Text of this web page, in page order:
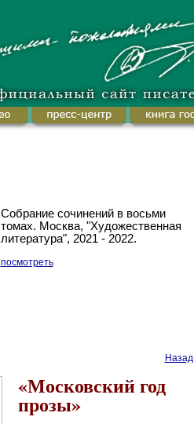
Собрание сочинений в восьми
томах. Москва, "Художественная
литература", 2021 - 2022.
посмотреть
Назад
«Московский год
прозы»